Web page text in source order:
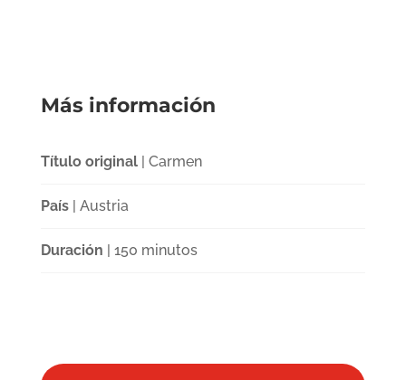
Más información
Título original| Carmen
País| Austria
Duración | 150 minutos